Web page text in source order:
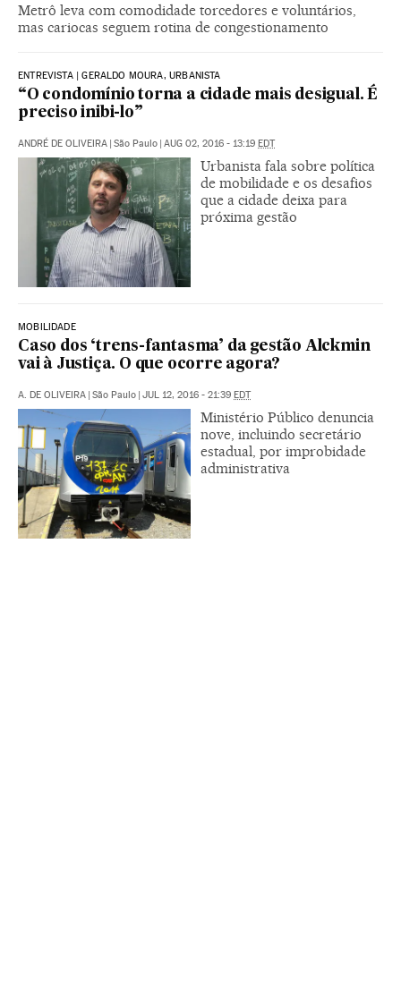
Metrô leva com comodidade torcedores e voluntários,
mas cariocas seguem rotina de congestionamento
ENTREVISTA | GERALDO MOURA, URBANISTA
“O condomínio torna a cidade mais desigual. É
preciso inibi-lo”
ANDRÉ DE OLIVEIRA | São Paulo | AUG 02, 2016 - 13:19 EDT
Urbanista fala sobre política
de mobilidade e os desafios
que a cidade deixa para
próxima gestão
MOBILIDADE
Caso dos ‘trens-fantasma’ da gestão Alckmin
vai à Justiça. O que ocorre agora?
A. DE OLIVEIRA | São Paulo | JUL 12, 2016 - 21:39 EDT
Ministério Público denuncia
nove, incluindo secretário
estadual, por improbidade
administrativa